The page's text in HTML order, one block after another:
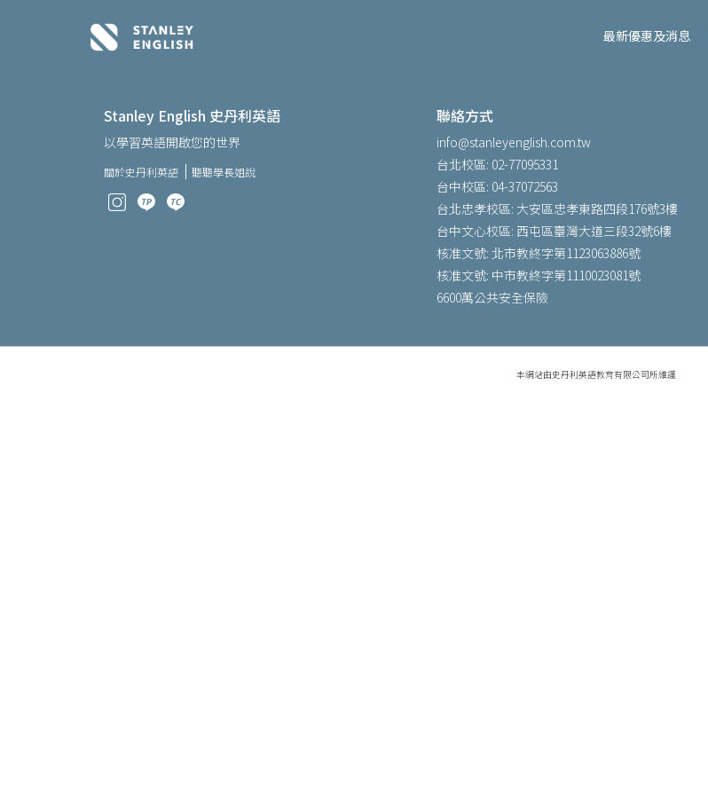
最新優惠及消息
Stanley English 史丹利英語
以學習英語開啟您的世界
關於史丹利英語 聽聽學長姐說
聯絡方式
info@stanleyenglish.com.tw
台北校區: 02-77095331
台中校區: 04-37072563
台北忠孝校區: 大安區忠孝東路四段176號3樓
台中文心校區: 西屯區臺灣大道三段32號6樓
核准文號: 北市教終字第1123063886號
核准文號: 中市教終字第1110023081號
6600萬公共安全保險
本網站由史丹利英語教育有限公司所維護